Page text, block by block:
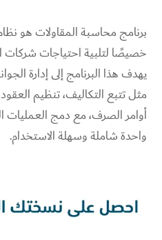
برنامج محاسبة المقاولات
خصيصًا لتلبية احتياجات شركات
يهدف هذا البرنامج إلى إدارة
مثل تتبع التكاليف، تنظيم
أوامر الصرف، مع دمج العمليات
واحدة شاملة وسهلة الاستخدام.